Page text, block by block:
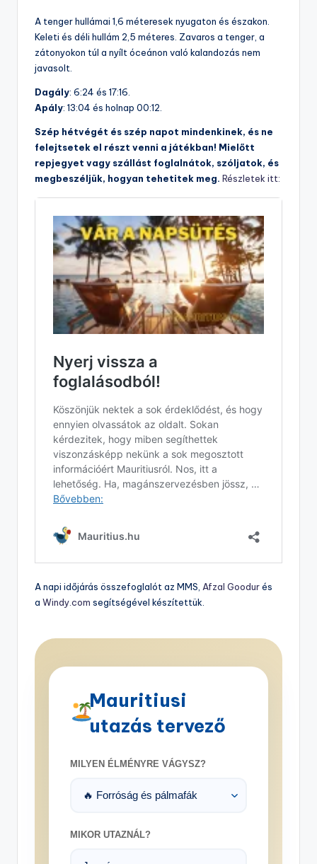
A tenger hullámai 1,6 méteresek nyugaton és északon.
Keleti és déli hullám 2,5 méteres. Zavaros a tenger, a
zátonyokon túl a nyílt óceánon való kalandozás nem
javasolt.
Dagály: 6:24 és 17:16.
Apály: 13:04 és holnap 00:12.
Szép hétvégét és szép napot mindenkinek, és ne
felejtsetek el részt venni a játékban! Mielőtt
repjegyet vagy szállást foglalnátok, szóljatok, és
megbeszéljük, hogyan tehetitek meg. Részletek itt:
A napi időjárás összefoglalót az MMS, Afzal Goodurés
a Windy.com segítségével készítettük.
Mauritiusi
utazás tervező
MILYEN ÉLMÉNYRE VÁGYSZ?
MIKOR UTAZNÁL?